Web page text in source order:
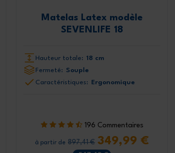
Matelas Latex modèle
SEVENLIFE 18
Hauteur totale: 18 cm
Fermeté: Souple
Caractéristiques: Ergonomique
196 Commentaires
à partir de 897,41 € 349,99 €